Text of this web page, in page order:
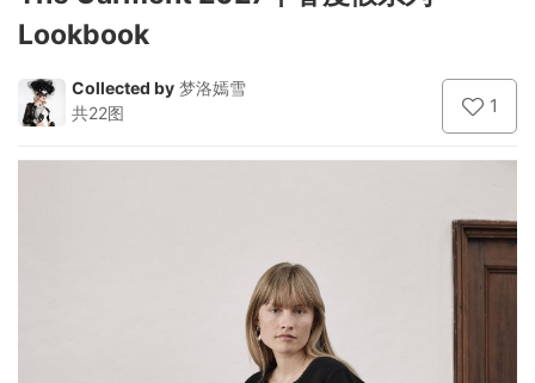
Lookbook
Collected by 梦洛嫣雪
共22图
1